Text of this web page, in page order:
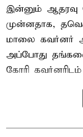
இன்னும் ஆதரவு
முன்னதாக,
மாலை கவர்னர்
அப்போது
கோரி